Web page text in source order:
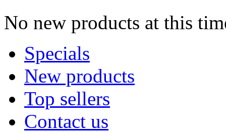
No new products at this
Specials
New products
Top sellers
Contact us